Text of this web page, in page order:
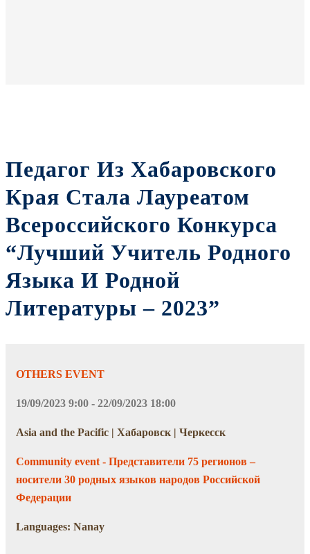
Педагог Из Хабаровского
Края Стала Лауреатом
Всероссийского Конкурса
“Лучший Учитель Родного
Языка И Родной
Литературы – 2023”
OTHERS EVENT
19/09/2023 9:00 - 22/09/2023 18:00
Asia and the Pacific | Хабаровск | Черкесск
Community event - Представители 75 регионов –
носители 30 родных языков народов Российской
Федерации
Languages: Nanay